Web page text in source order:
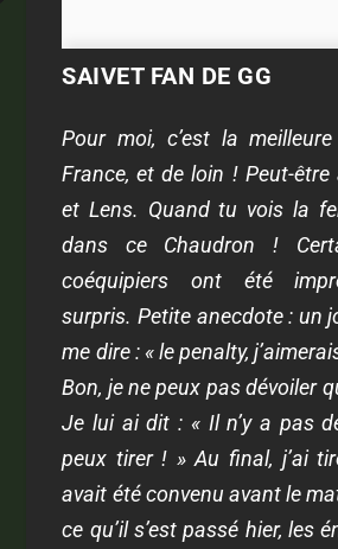
SAIVET FAN DE GG
Pour moi, c’est la
France, et de loin ! Peut-être
et Lens. Quand tu vois la
dans ce Chaudron !
coéquipiers ont été
surpris. Petite anecdote : un
me dire : « le penalty,
Bon, je ne peux pas dévoiler
Je lui ai dit : « Il n’y a pas
peux tirer ! » Au final, j’ai
avait été convenu avant le
ce qu’il s’est passé hier, les